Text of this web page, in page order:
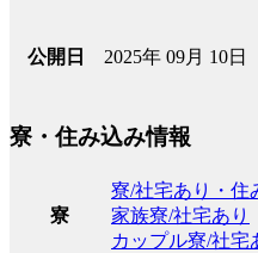
公開日 2025年 09月 10日
寮・住み込み情報
寮
寮/社宅あり・住
家族寮/社宅あり
カップル寮/社宅